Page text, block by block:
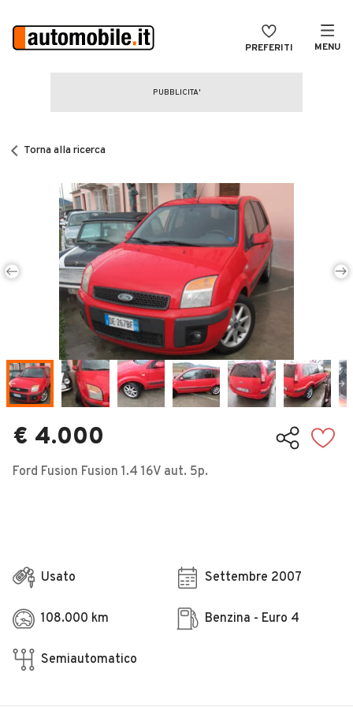
PREFERITI MENU
CERCA
Auto Nuove
Noleggio a lungo termine
Auto d'epoca
Camper
Veicoli Commerciali
Concessionari
Torna alla ricerca
€ 4.000
Ford Fusion Fusion 1.4 16V aut. 5p.
Usato Settembre 2007
108.000 km Benzina - Euro 4
Semiautomatico